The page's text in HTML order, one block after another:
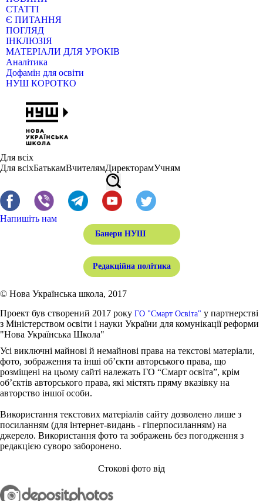
СТАТТІ
Є ПИТАННЯ
ПОГЛЯД
ІНКЛЮЗІЯ
МАТЕРІАЛИ ДЛЯ УРОКІВ
Аналітика
Дофамін для освіти
НУШ КОРОТКО
Для всіх
Для всіхБатькамВчителямДиректорамУчням
Напишіть нам
Банери НУШ
Редакційна політика
© Нова Українська школа, 2017
Проект був створений 2017 року ГО "Смарт Освіта" у партнерстві
з Міністерством освіти і науки України для комунікації реформи
"Нова Українська Школа"
Усі виключні майнові й немайнові права на текстові матеріали,
фото, зображення та інші об’єкти авторського права, що
розміщені на цьому сайті належать ГО “Смарт освіта”, крім
об’єктів авторського права, які містять пряму вказівку на
авторство іншої особи.
Використання текстових матеріалів сайту дозволено лише з
посиланням (для інтернет-видань - гіперпосиланням) на
джерело. Використання фото та зображень без погодження з
редакцією суворо заборонено.
Стокові фото від